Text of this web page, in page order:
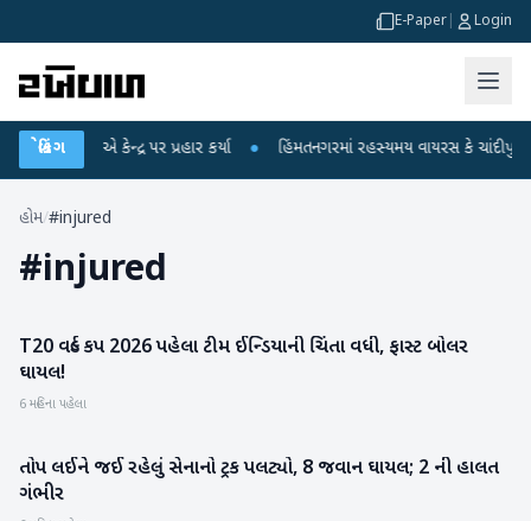
E-Paper Login
બ્રેકિંગ
ગાંધીએ કેન્દ્ર પર પ્રહાર કર્યા ● હિંમતનગરમાં રહસ્યમય વાયરસ કે ચાંદીપુરા? 6
હોમ/#injured
#injured
રમતગમત
T20 વર્લ્ડ કપ 2026 પહેલા ટીમ ઈન્ડિયાની ચિંતા વધી, ફાસ્ટ બોલર
ઘાયલ!
6 મહિના પહેલા
ગુજરાત
તોપ લઈને જઈ રહેલું સેનાનો ટ્રક પલટ્યો, 8 જવાન ઘાયલ; 2 ની હાલત
ગંભીર